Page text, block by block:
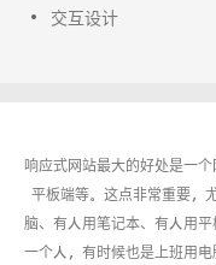
交互设计
响应式网站最大的好处是一
平板端等。这点非常重要，
脑、有人用笔记本、有人用
一个人，有时候也是上班用